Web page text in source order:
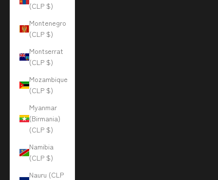
(CLP $)
Montenegro
(CLP $)
Montserrat
(CLP $)
Mozambique
(CLP $)
Myanmar
(Birmania)
(CLP $)
Namibia
(CLP $)
Nauru (CLP